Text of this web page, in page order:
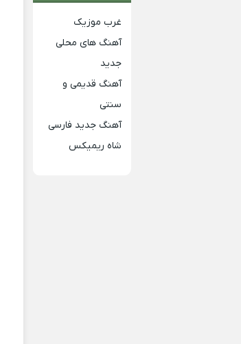
غرب موزیک
آهنگ های محلی
جدید
آهنگ قدیمی و
سنتی
آهنگ جدید فارسی
شاه ریمیکس